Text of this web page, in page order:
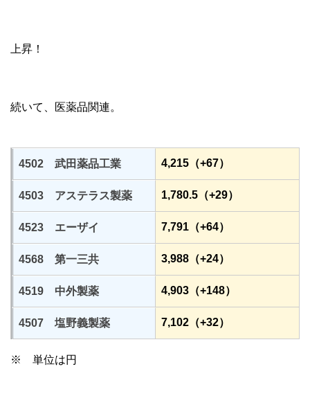
上昇！
続いて、医薬品関連。
4502 武田薬品工業 4,215（+67）
4503 アステラス製薬 1,780.5（+29）
4523 エーザイ 7,791（+64）
4568 第一三共 3,988（+24）
4519 中外製薬 4,903（+148）
4507 塩野義製薬 7,102（+32）
※ 単位は円